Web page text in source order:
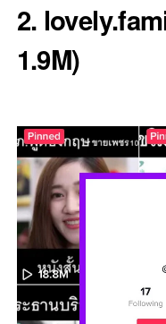
2.
1.9M)